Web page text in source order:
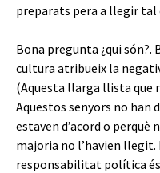
preparats pera a llegir tal
Bona pregunta ¿qui
cultura atribueix la
(Aquesta llarga llista que
Aquestos senyors no han
estaven d’acord o perquè
majoria no l’havien llegit.
responsabilitat política és